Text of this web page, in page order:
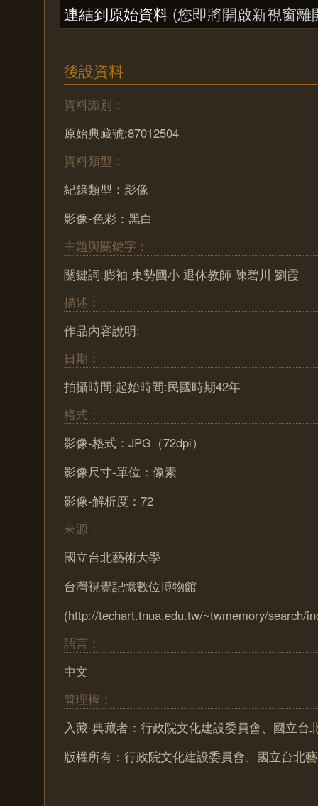
連結到原始資料 (您即將開啟新視窗離
後設資料
資料識別：
原始典藏號:87012504
資料類型：
紀錄類型：影像
影像-色彩：黑白
主題與關鍵字：
關鍵詞:膨袖 東勢國小 退休教師 陳碧川 劉霞
描述：
作品內容說明:
日期：
拍攝時間:起始時間:民國時期42年
格式：
影像-格式：JPG（72dpi）
影像尺寸-單位：像素
影像-解析度：72
來源：
國立台北藝術大學
台灣視覺記憶數位博物館
(http://techart.tnua.edu.tw/~twmemory/search/
語言：
中文
管理權：
入藏-典藏者：行政院文化建設委員會、國立台
版權所有：行政院文化建設委員會、國立台北